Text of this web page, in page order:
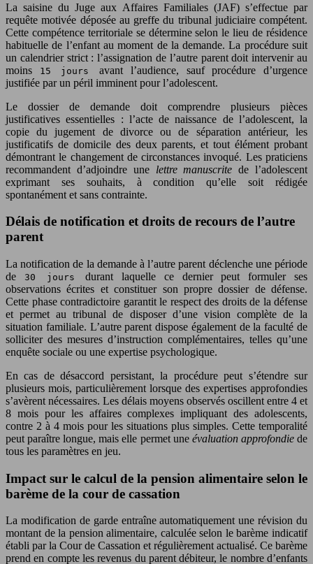
La saisine du Juge aux Affaires Familiales (JAF) s’effectue par
requête motivée déposée au greffe du tribunal judiciaire compétent.
Cette compétence territoriale se détermine selon le lieu de résidence
habituelle de l’enfant au moment de la demande. La procédure suit
un calendrier strict : l’assignation de l’autre parent doit intervenir au
moins
15 joursavant l’audience, sauf procédure d’urgence
justifiée par un péril imminent pour l’adolescent.
Le dossier de demande doit comprendre plusieurs pièces
justificatives essentielles : l’acte de naissance de l’adolescent, la
copie du jugement de divorce ou de séparation antérieur, les
justificatifs de domicile des deux parents, et tout élément probant
démontrant le changement de circonstances invoqué. Les praticiens
recommandent d’adjoindre une lettre manuscritede l’adolescent
exprimant ses souhaits, à condition qu’elle soit rédigée
spontanément et sans contrainte.
Délais de notification et droits de recours de l’autre
parent
La notification de la demande à l’autre parent déclenche une période
de
30 joursdurant laquelle ce dernier peut formuler ses
observations écrites et constituer son propre dossier de défense.
Cette phase contradictoire garantit le respect des droits de la défense
et permet au tribunal de disposer d’une vision complète de la
situation familiale. L’autre parent dispose également de la faculté de
solliciter des mesures d’instruction complémentaires, telles qu’une
enquête sociale ou une expertise psychologique.
En cas de désaccord persistant, la procédure peut s’étendre sur
plusieurs mois, particulièrement lorsque des expertises approfondies
s’avèrent nécessaires. Les délais moyens observés oscillent entre 4 et
8 mois pour les affaires complexes impliquant des adolescents,
contre 2 à 4 mois pour les situations plus simples. Cette temporalité
peut paraître longue, mais elle permet une évaluation approfondiede
tous les paramètres en jeu.
Impact sur le calcul de la pension alimentaire selon le
barème de la cour de cassation
La modification de garde entraîne automatiquement une révision du
montant de la pension alimentaire, calculée selon le barème indicatif
établi par la Cour de Cassation et régulièrement actualisé. Ce barème
prend en compte les revenus du parent débiteur, le nombre d’enfants